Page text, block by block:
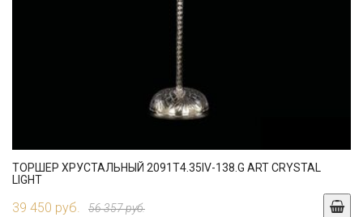
ТОРШЕР ХРУСТАЛЬНЫЙ 2091T4.35IV-138.G ART CRYSTAL
LIGHT
39 450 руб. 56 357 руб.